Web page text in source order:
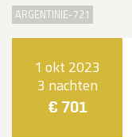
ARGENTINIE-721
1 okt 2023
3 nachten
€ 701